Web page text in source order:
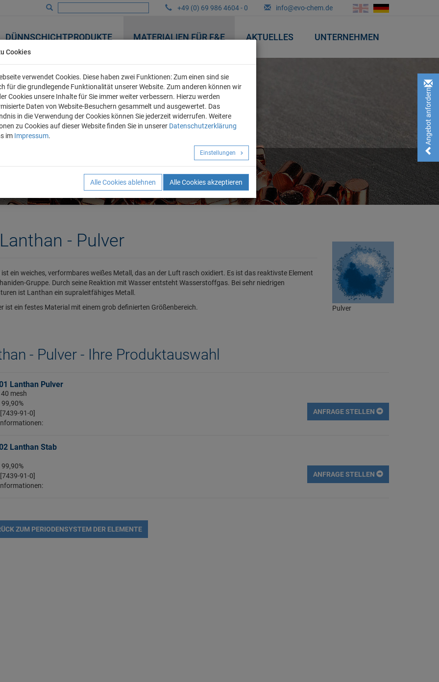
+49 (0) 69 986 4604 - 0 info@evo-chem.de
DÜNNSCHICHTPRODUKTE MATERIALIEN FÜR F&E AKTUELLES UNTERNEHMEN
Angebot anfordern!
Lanthan - Pulver
ein weiches, verformbares weißes Metall, das an der Luft rasch oxidiert. Es ist das reaktivste Element
Gruppe. Durch seine Reaktion mit Wasser entsteht Wasserstoffgas. Bei sehr niedrigen
ist Lanthan ein supraleitfähiges Metall.
ist ein festes Material mit einem grob definierten Größenbereich.
Pulver
- Pulver - Ihre Produktauswahl
Lanthan Pulver
40 mesh
91-0]
ANFRAGE STELLEN
Lanthan Stab
91-0]
ANFRAGE STELLEN
ZUM PERIODENSYSTEM DER ELEMENTE
Cookies
verwendet Cookies. Diese haben zwei Funktionen: Zum einen sind sie
für die grundlegende Funktionalität unserer Website. Zum anderen können wir
Cookies unsere Inhalte für Sie immer weiter verbessern. Hierzu werden
Daten von Website-Besuchern gesammelt und ausgewertet. Das
in die Verwendung der Cookies können Sie jederzeit widerrufen. Weitere
zu Cookies auf dieser Website finden Sie in unserer Datenschutzerklärung
im Impressum.
Einstellungen
Alle Cookies ablehnen Alle Cookies akzeptieren